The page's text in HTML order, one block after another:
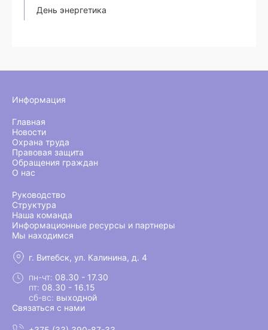
День энергетика
Информация
Главная
Новости
Охрана труда
Правовая защита
Обращения граждан
О нас
Руководство
Структура
Наша команда
Информационные ресурсы и партнеры
Мы находимся
г. Витебск, ул. Калинина, д. 4
пн-чт: 08.30 - 17.30
пт: 08.30 - 16.15
сб-вс: выходной
Связаться с нами